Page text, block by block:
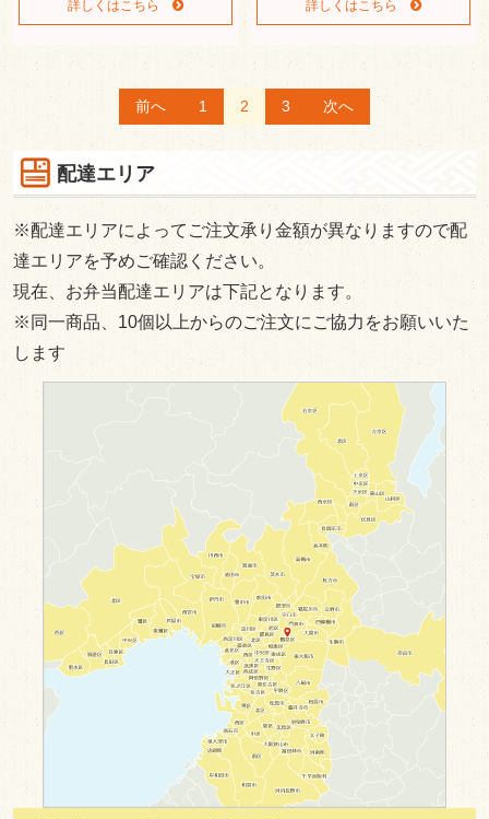
詳しくはこちら 詳しくはこちら
投
稿
ナ
ビ
ゲ
ー
シ
ョ
ン
前へ 1 2 3 次へ
配達エリア
※配達エリアによってご注文承り金額が異なりますので配
達エリアを予めご確認ください。
現在、お弁当配達エリアは下記となります。
※同一商品、10個以上からのご注文にご協力をお願いいた
します